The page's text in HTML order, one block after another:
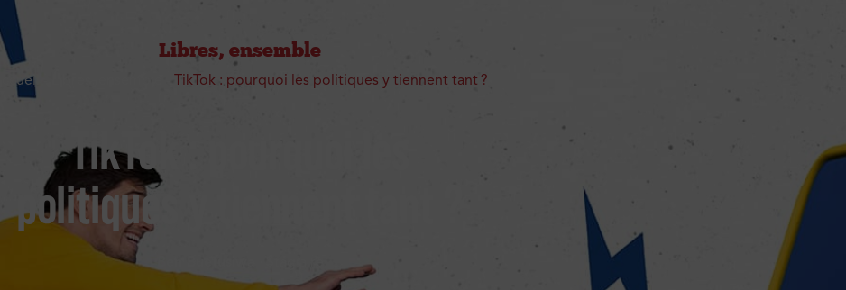
Libres, ensemble
Accueil TikTok : pourquoi les politiques y tiennent tant ?
TikTok : pourquoi les
politiques y tiennent tant ?